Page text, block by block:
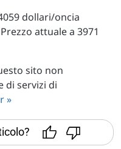
dollari/oncia
attuale a 3971
sito non
di servizi di
»